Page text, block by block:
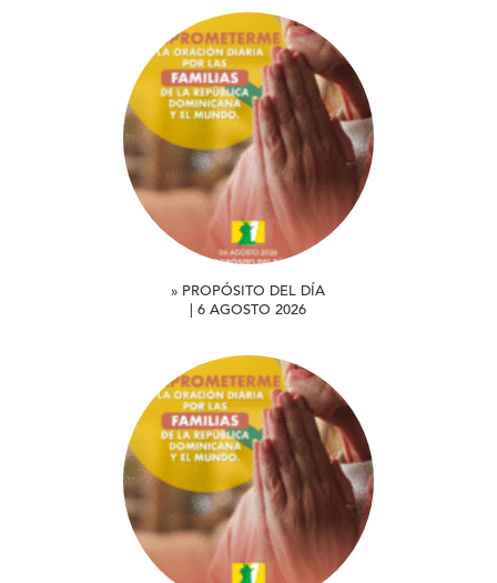
» PROPÓSITO DEL DÍA
| 6 AGOSTO 2026